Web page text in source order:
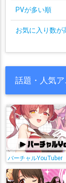
PVが多い順
お気に入り数が
話題・人気
バーチャルYouTuber